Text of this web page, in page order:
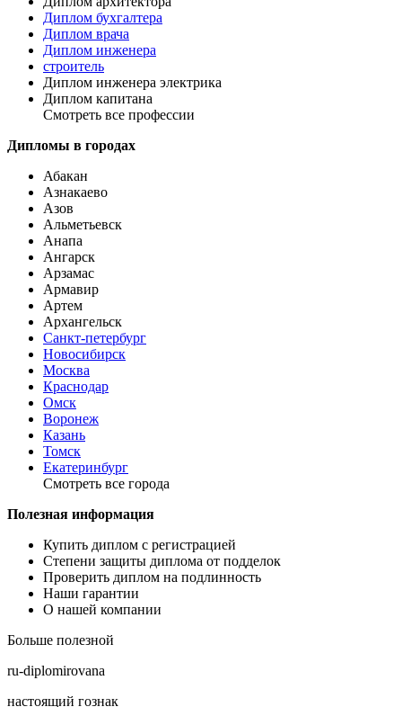
Диплом бухгалтера
Диплом врача
Диплом инженера
строитель
Диплом инженера электрика
Диплом капитана
Смотреть все профессии
Дипломы в городах
Абакан
Азнакаево
Азов
Альметьевск
Анапа
Ангарск
Арзамас
Армавир
Артем
Архангельск
Санкт-петербург
Новосибирск
Москва
Краснодар
Омск
Воронеж
Казань
Томск
Екатеринбург
Смотреть все города
Полезная информация
Купить диплом с регистрацией
Степени защиты диплома от подделок
Проверить диплом на подлинность
Наши гарантии
О нашей компании
Больше полезной
ru-diplomirovana
настоящий гознак